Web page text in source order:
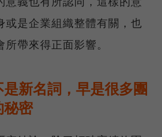
或是企業組織整體有關，也
帶來得正面影響。
新名詞，早是很多團
秘密